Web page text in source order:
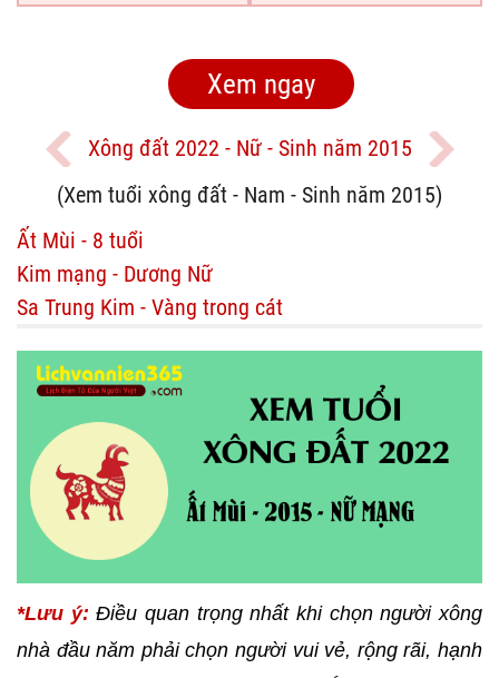
Xông đất 2022 - Nữ - Sinh năm 2015
(Xem tuổi xông đất - Nam - Sinh năm 2015)
Ất Mùi - 8 tuổi
Kim mạng - Dương Nữ
Sa Trung Kim - Vàng trong cát
*Lưu ý: Điều quan trọng nhất khi chọn người xông
nhà đầu năm phải chọn người vui vẻ, rộng rãi, hạnh